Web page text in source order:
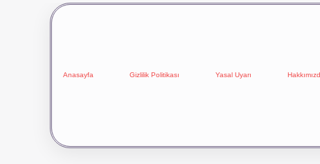
Anasayfa Gizlilik Politikası Yasal Uyarı